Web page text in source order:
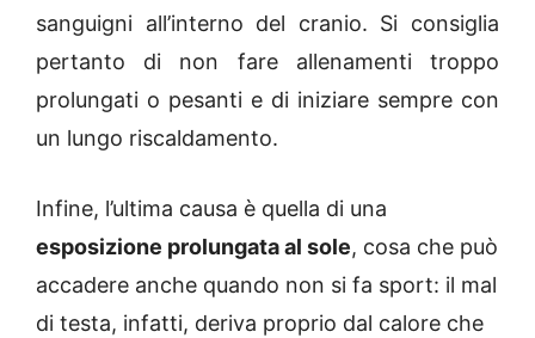
sanguigni all’interno del cranio. Si consiglia
pertanto di non fare allenamenti troppo
prolungati o pesanti e di iniziare sempre con
un lungo riscaldamento.
Infine, l’ultima causa è quella di una
esposizione prolungata al sole, cosa che può
accadere anche quando non si fa sport: il mal
di testa, infatti, deriva proprio dal calore che